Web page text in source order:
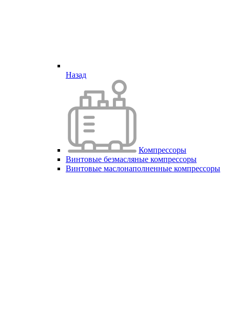
Назад
Компрессоры
Винтовые безмасляные компрессоры
Винтовые маслонаполненные компрессоры